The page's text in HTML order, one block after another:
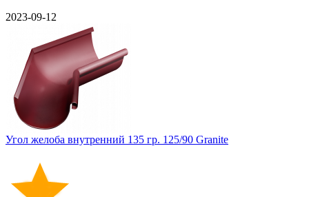
2023-09-12
Угол желоба внутренний 135 гр. 125/90 Granite